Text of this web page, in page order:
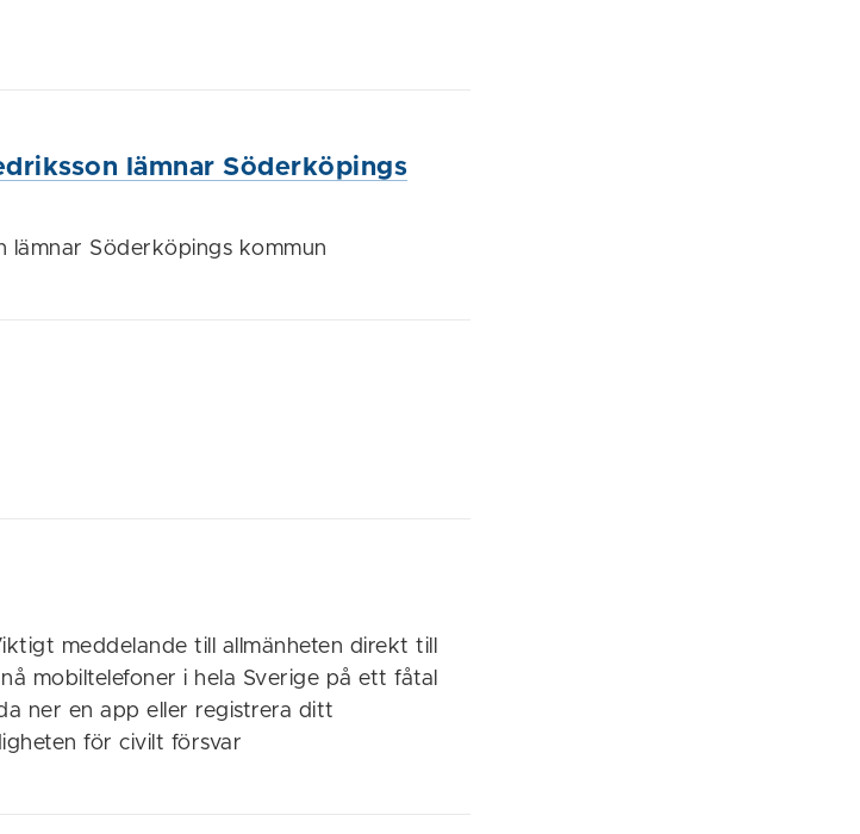
lämnar Söderköpings
lämnar Söderköpings kommun
meddelande till allmänheten direkt till
mobiltelefoner i hela Sverige på ett fåtal
ner en app eller registrera ditt
för civilt försvar